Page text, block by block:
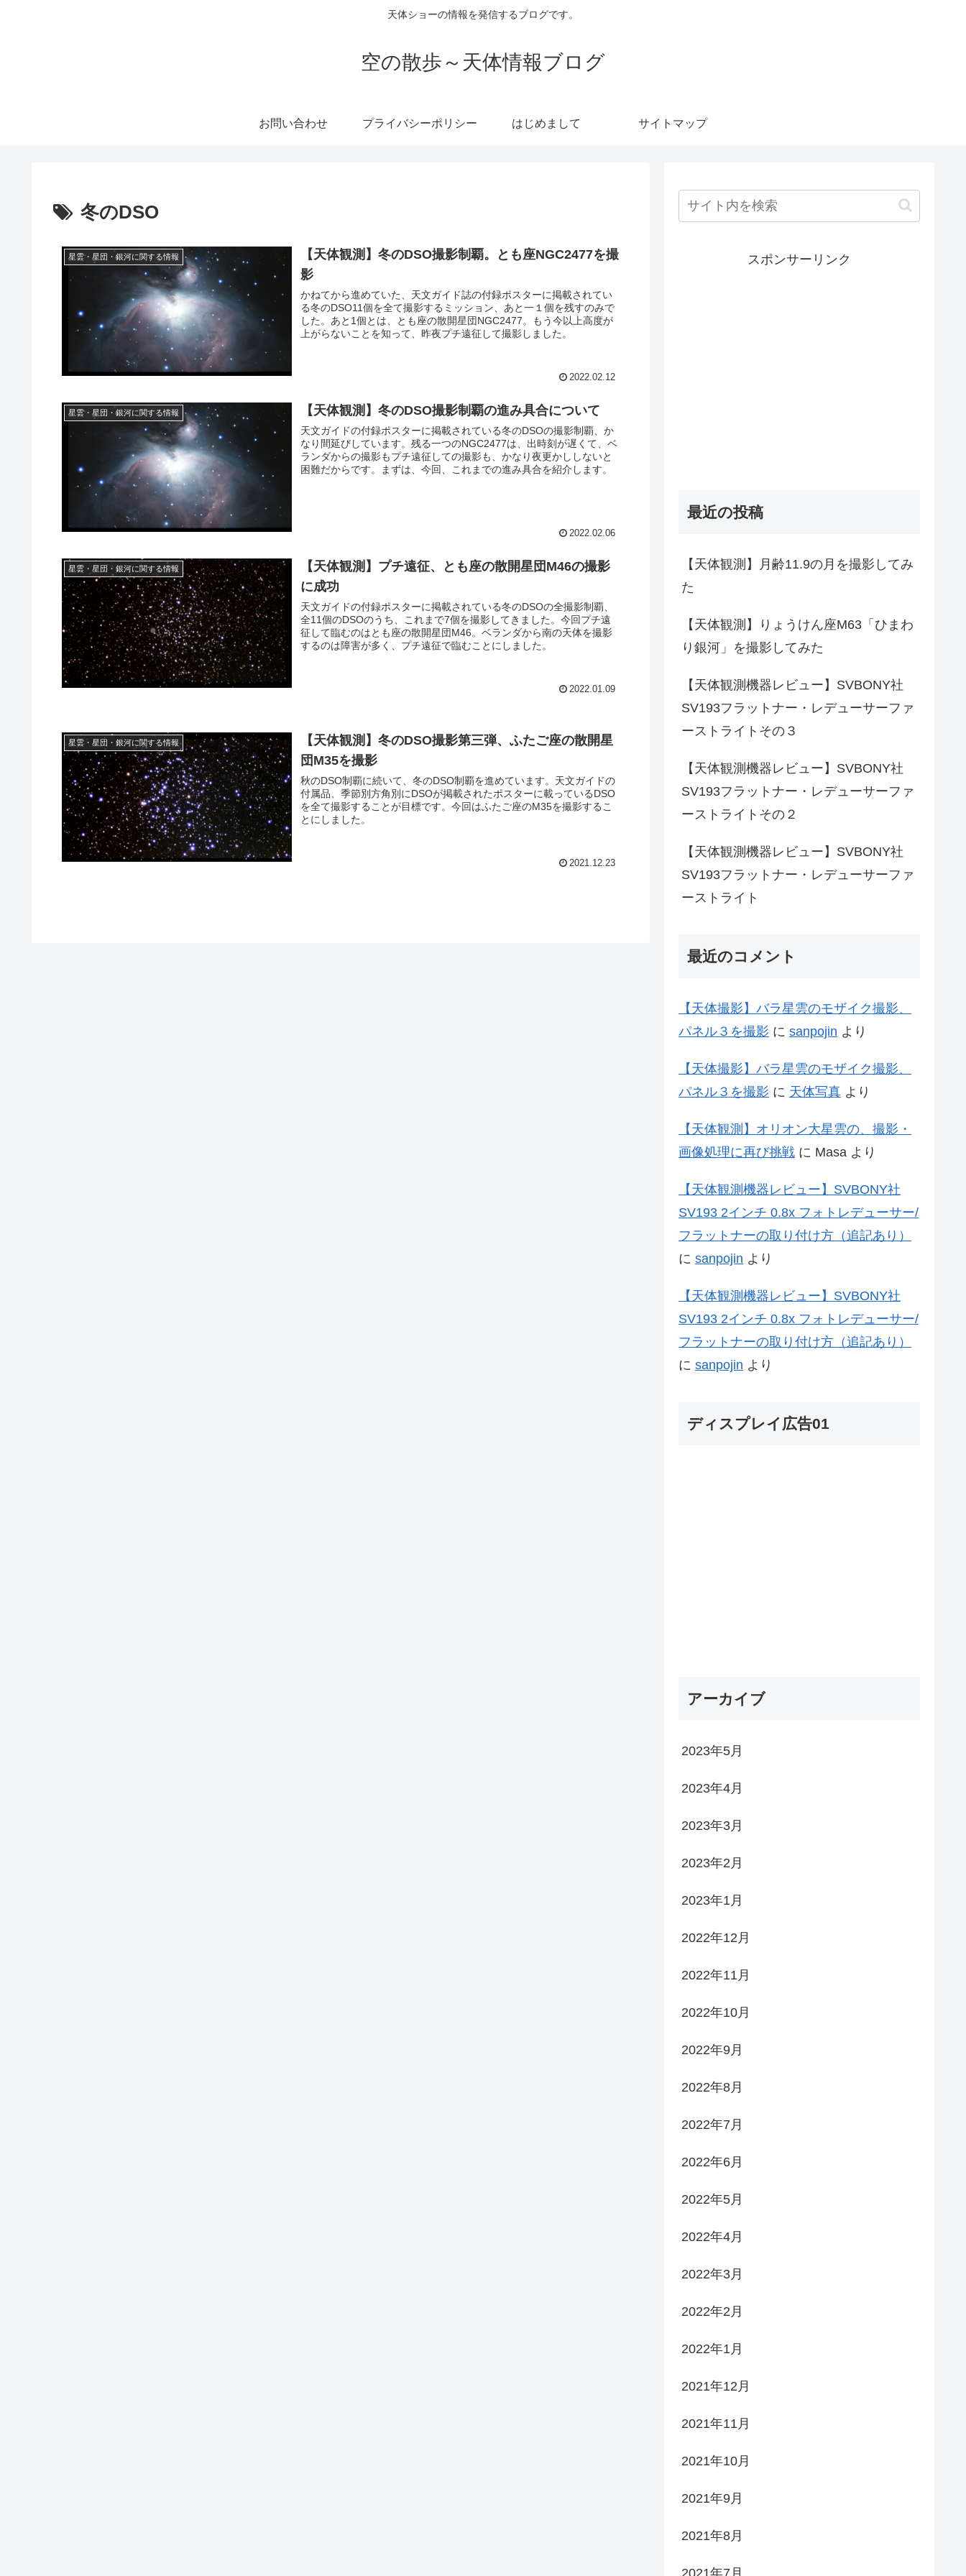
天体ショーの情報を発信するブログです。
空の散歩～天体情報ブログ
お問い合わせ プライバシーポリシー はじめまして サイトマップ
冬のDSO
星雲・星団・銀河に関する情報
【天体観測】冬のDSO撮影制覇。とも座NGC2477を撮
影
かねてから進めていた、天文ガイド誌の付録ポスターに掲載されてい
る冬のDSO11個を全て撮影するミッション、あと一１個を残すのみで
した。あと1個とは、とも座の散開星団NGC2477。もう今以上高度が
上がらないことを知って、昨夜プチ遠征して撮影しました。
2022.02.12
星雲・星団・銀河に関する情報 【天体観測】冬のDSO撮影制覇の進み具合について
天文ガイドの付録ポスターに掲載されている冬のDSOの撮影制覇、か
なり間延びしています。残る一つのNGC2477は、出時刻が遅くて、ベ
ランダからの撮影もプチ遠征しての撮影も、かなり夜更かししないと
困難だからです。まずは、今回、これまでの進み具合を紹介します。
2022.02.06
星雲・星団・銀河に関する情報
【天体観測】プチ遠征、とも座の散開星団M46の撮影
に成功
天文ガイドの付録ポスターに掲載されている冬のDSOの全撮影制覇、
全11個のDSOのうち、これまで7個を撮影してきました。今回プチ遠
征して臨むのはとも座の散開星団M46。ベランダから南の天体を撮影
するのは障害が多く、プチ遠征で臨むことにしました。
2022.01.09
星雲・星団・銀河に関する情報
【天体観測】冬のDSO撮影第三弾、ふたご座の散開星
団M35を撮影
秋のDSO制覇に続いて、冬のDSO制覇を進めています。天文ガイドの
付属品、季節別方角別にDSOが掲載されたポスターに載っているDSO
を全て撮影することが目標です。今回はふたご座のM35を撮影するこ
とにしました。
2021.12.23
スポンサーリンク
最近の投稿
【天体観測】月齢11.9の月を撮影してみ
た
【天体観測】りょうけん座M63「ひまわ
り銀河」を撮影してみた
【天体観測機器レビュー】SVBONY社
SV193フラットナー・レデューサーファ
ーストライトその３
【天体観測機器レビュー】SVBONY社
SV193フラットナー・レデューサーファ
ーストライトその２
【天体観測機器レビュー】SVBONY社
SV193フラットナー・レデューサーファ
ーストライト
最近のコメント
【天体撮影】バラ星雲のモザイク撮影、
パネル３を撮影 に sanpojin より
【天体撮影】バラ星雲のモザイク撮影、
パネル３を撮影 に 天体写真 より
【天体観測】オリオン大星雲の、撮影・
画像処理に再び挑戦 に Masa より
【天体観測機器レビュー】SVBONY社
SV193 2インチ 0.8x フォトレデューサー/
フラットナーの取り付け方（追記あり）
に sanpojin より
【天体観測機器レビュー】SVBONY社
SV193 2インチ 0.8x フォトレデューサー/
フラットナーの取り付け方（追記あり）
に sanpojin より
ディスプレイ広告01
アーカイブ
2023年5月
2023年4月
2023年3月
2023年2月
2023年1月
2022年12月
2022年11月
2022年10月
2022年9月
2022年8月
2022年7月
2022年6月
2022年5月
2022年4月
2022年3月
2022年2月
2022年1月
2021年12月
2021年11月
2021年10月
2021年9月
2021年8月
2021年7月